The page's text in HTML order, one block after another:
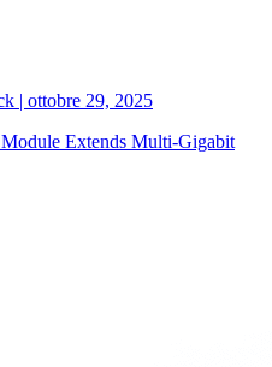
| ottobre 29, 2025
Extends Multi-Gigabit